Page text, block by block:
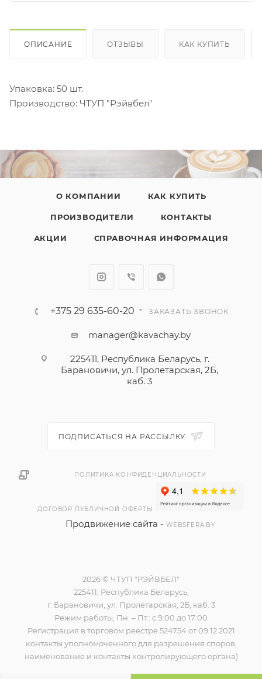
ОПИСАНИЕ ОТЗЫВЫ КАК КУПИТЬ
Упаковка: 50 шт.
Производство: ЧТУП "Рэйвбел"
О КОМПАНИИ КАК КУПИТЬ
ПРОИЗВОДИТЕЛИ КОНТАКТЫ
АКЦИИ СПРАВОЧНАЯ ИНФОРМАЦИЯ
+375 29 635-60-20 ЗАКАЗАТЬ ЗВОНОК
manager@kavachay.by
225411, Республика Беларусь, г.
Барановичи, ул. Пролетарская, 2Б,
каб. 3
ПОДПИСАТЬСЯ НА РАССЫЛКУ
ПОЛИТИКА КОНФИДЕНЦИАЛЬНОСТИ
ДОГОВОР ПУБЛИЧНОЙ ОФЕРТЫ
Продвижение сайта -WEBSFERA.BY
2026 © ЧТУП "РЭЙВБЕЛ"
225411, Республика Беларусь,
г. Барановичи, ул. Пролетарская, 2Б, каб. 3
Режим работы, Пн. – Пт.: с 9:00 до 17:00
Регистрация в торговом реестре 524754 от 09.12.2021
контакты уполномоченного для разрешения споров,
наименование и контакты контролирующего органа)